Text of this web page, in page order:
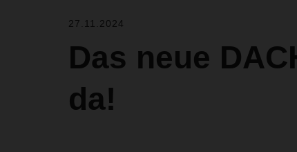
27.11.2024
Das neue
da!